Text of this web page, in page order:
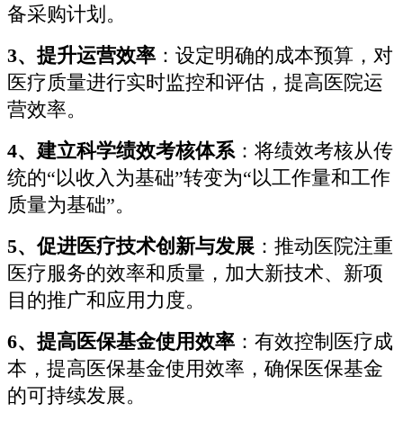
备采购计划。
3、提升运营效率 ：设定明确的成本预算，对
医疗质量进行实时监控和评估，提高医院运
营效率。
4、建立科学绩效考核体系：将绩效考核从传
统的“以收入为基础”转变为“以工作量和工作
质量为基础”。
5、促进医疗技术创新与发展 ：推动医院注重
医疗服务的效率和质量，加大新技术、新项
目的推广和应用力度。
6、提高医保基金使用效率 ：有效控制医疗成
本，提高医保基金使用效率，确保医保基金
的可持续发展。